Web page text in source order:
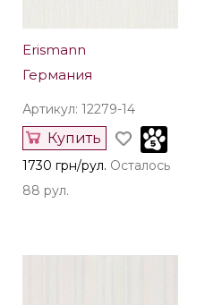
Erismann
Германия
Артикул: 12279-14
Купить
1730 грн/рул. Осталось
88 рул.